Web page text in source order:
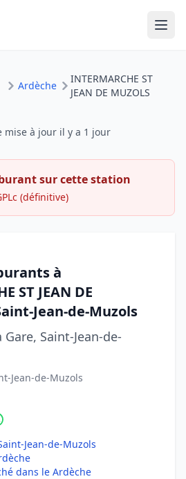
Ardèche
INTERMARCHE ST
JEAN DE MUZOLS
mise à jour il y a 1 jour
sur cette station
(définitive)
à
ST JEAN DE
Jean-de-Muzols
Saint-Jean-de-
Jean-de-Muzols
Jean-de-Muzols
dans le Ardèche